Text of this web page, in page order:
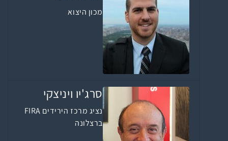
מכון היצוא
סרג'יו ויניצקי
נציג מרכז הירידים FIRA
ברצלונה